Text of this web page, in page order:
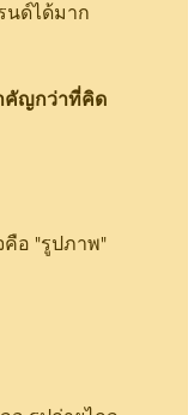
นด์ได้มาก
คัญกว่าที่คิด
คือ "รูปภาพ"